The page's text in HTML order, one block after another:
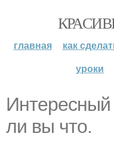
главная как
уроки
ли вы что.